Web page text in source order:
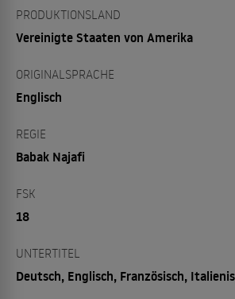
PRODUKTIONSLAND
Vereinigte Staaten von Amerika
ORIGINALSPRACHE
Englisch
REGIE
Babak Najafi
FSK
18
UNTERTITEL
Deutsch, Englisch, Französisch,